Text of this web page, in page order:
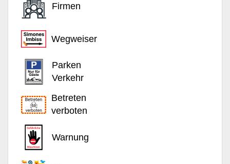
Firmen
Wegweiser
Parken
Verkehr
Betreten
verboten
Warnung